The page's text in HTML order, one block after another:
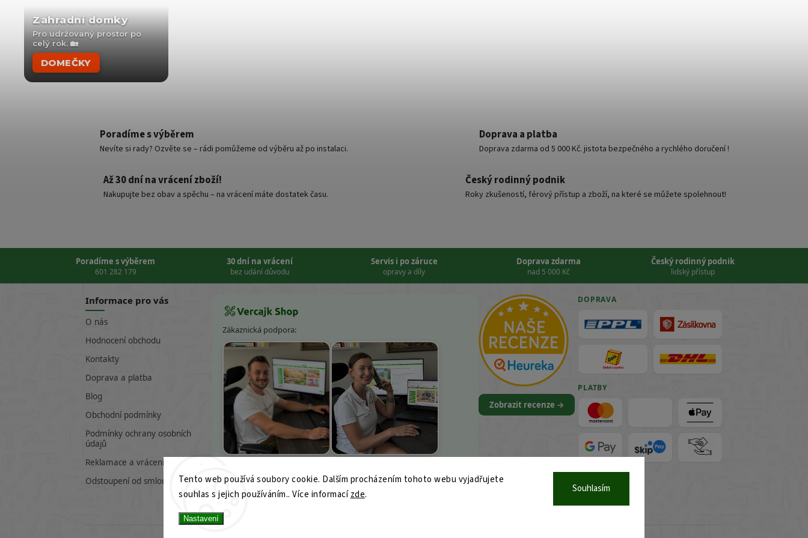
Tento web používá soubory cookie. Dalším procházením tohoto webu vyjadřujete
souhlas s jejich používáním.. Více informacízde.
Nastavení
Souhlasím
Zahradní domky
Pro udržovaný prostor po
celý rok. 🏡
DOMEČKY
Poradíme s výběrem
Nevíte si rady? Ozvěte se – rádi pomůžeme od výběru až po instalaci.
Doprava a platba
Doprava zdarma od 5 000 Kč. jistota bezpečného a rychlého doručení !
Až 30 dní na vrácení zboží!
Nakupujte bez obav a spěchu – na vrácení máte dostatek času.
Český rodinný podnik
Roky zkušeností, férový přístup a zboží, na které se můžete spolehnout!
Poradíme s výběrem
601 282 179
30 dní na vrácení
bez udání důvodu
Servis i po záruce
opravy a díly
Doprava zdarma
nad 5 000 Kč
Český rodinný podnik
lidský přístup
Informace pro vás
O nás
Hodnocení obchodu
Kontakty
Doprava a platba
Blog
Obchodní podmínky
Podmínky ochrany osobních
údajů
Reklamace a vrácení zboží
Odstoupení od smlouvy
Zákaznická podpora:
601 282 179
info@vercajk-shop.cz
Zobrazit recenze →
DOPRAVA
PLATBY